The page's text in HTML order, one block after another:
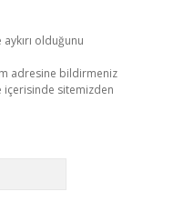
olduğunu
adresine bildirmeniz
içerisinde sitemizden